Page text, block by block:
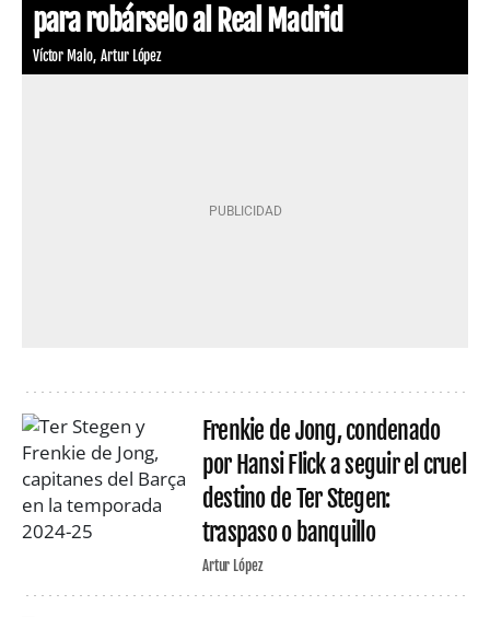
para robárselo al Real Madrid
Víctor Malo Artur López
Frenkie de Jong, condenado
por Hansi Flick a seguir el cruel
destino de Ter Stegen:
traspaso o banquillo
Artur López